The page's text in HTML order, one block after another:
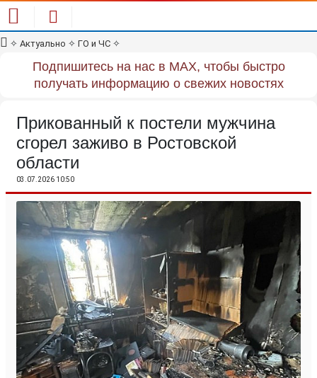
✧ Актуально ✧ ГО и ЧС ✧
Подпишитесь на нас в MAX, чтобы быстро
получать информацию о свежих новостях
Прикованный к постели мужчина
сгорел заживо в Ростовской
области
03.07.2026 10:50